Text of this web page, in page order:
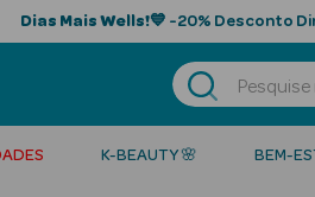
Dias Mais Wells!💙 -20% Desconto
K-BEAUTY 🌸 BEM-